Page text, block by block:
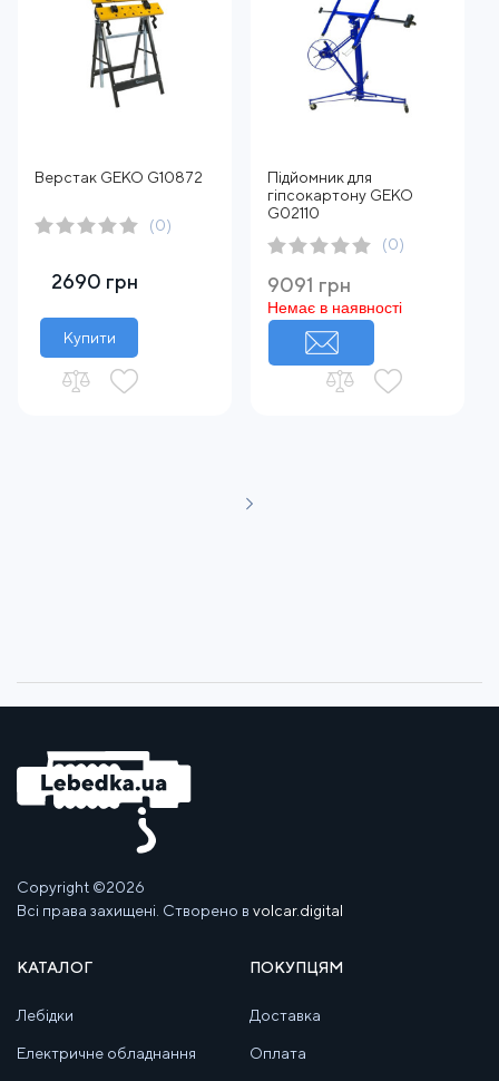
Верстак GEKO G10872
(0)
2690 грн
Купити
Підйомник для
гіпсокартону GEKO
G02110
(0)
9091 грн
Немає в наявності
Copyright ©2026
Всі права захищені. Створено в volcar.digital
КАТАЛОГ
Лебідки
Електричне обладнання
ПОКУПЦЯМ
Доставка
Оплата